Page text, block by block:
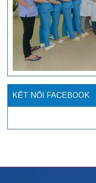
KẾT NỐI FACEBOOK